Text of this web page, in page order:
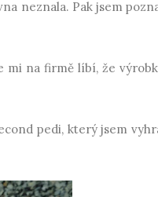
neznala. Pak jsem
na firmě líbí, že
pedi, který jsem